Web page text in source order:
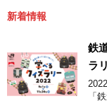
新着情報
鉄
ラ
「